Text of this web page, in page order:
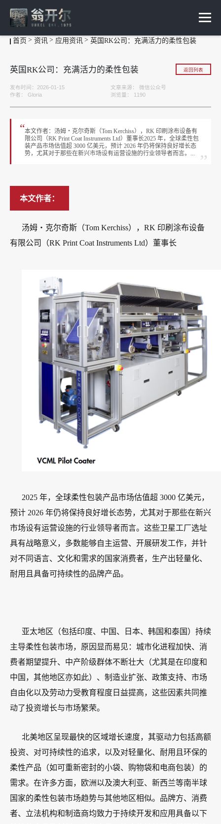
首页 资讯 应用资讯 英国RK公司：充满活力的柔性包装
英国RK公司：充满活力的柔性包装 返回列表
发布时间：2026-01-15 文章来源：
微信公众号
作者：
Gloria 浏览量： 1190
“本文作者：汤姆・克尔奇斯（Tom Kerchiss），RK 印刷涂布设备有
限公司（RK Print Coat Instruments Ltd）董事长2025 年，全球柔性包
装产品市场估值超 3000 亿美元，预计 2026 年仍将保持良好增长态
势，尤其对于那些在新兴市场设有运营设施的行业领导者而言。...
”
本文作者：
汤姆・克尔奇斯（Tom Kerchiss），RK 印刷涂布设备
有限公司（RK Print Coat Instruments Ltd）董事长
2025 年，全球柔性包装产品市场估值超 3000 亿美元，
预计 2026 年仍将保持良好增长态势，尤其对于那些在新兴
市场设有运营设施的行业领导者而言。这些卫星工厂选址
具有战略意义，多数能够自主运营、开展研发工作，并针
对不同语言、文化和需求的国家消费者，生产出轻量化、
耐用且具备可持续性的品牌产品。
亚太地区（包括印度、中国、日本、韩国和泰国）持续
主导柔性包装市场，原因显而易见：城市化进程加快、消
费者期望提升、中产阶级群体不断壮大（尤其是在印度和
中国，其他地区亦如此）、制造业扩张、政策支持、市场
自由化以及劳动力受教育程度日益提高，这些因素共同推
动了投资增长与市场繁荣。
北美地区呈现最快的区域增长速度，其驱动力包括高额
投资、对可持续性的追求，以及对轻量化、耐用且环保的
柔性产品（如可重新密封的小袋、购物袋和电商包装）的
需求。在许多方面，欧洲以及澳大利亚、新西兰等南半球
国家的柔性包装市场趋势与其他地区相似。品牌方、消费
者、立法机构和制造商均致力于持续开发和应用具备以下